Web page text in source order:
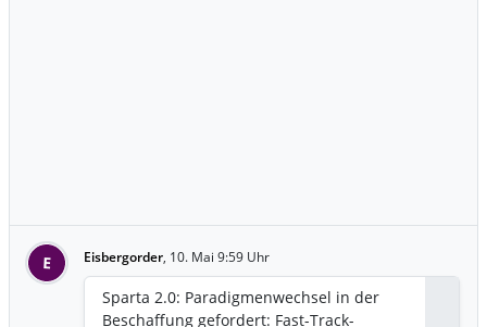
E Eisbergorder, 10. Mai 9:59 Uhr
Sparta 2.0: Paradigmenwechsel in der
Beschaffung gefordert: Fast-Track-